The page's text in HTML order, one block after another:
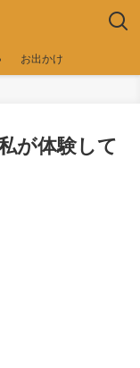
お出かけ
が体験して